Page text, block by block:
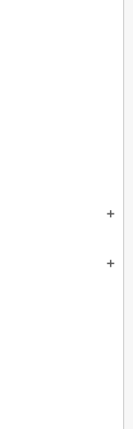
add
add